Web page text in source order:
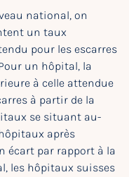
national, on
un taux
pour les escarres
un hôpital, la
à celle attendue
à partir de la
se situant au-
après
écart par rapport à la
les hôpitaux suisses